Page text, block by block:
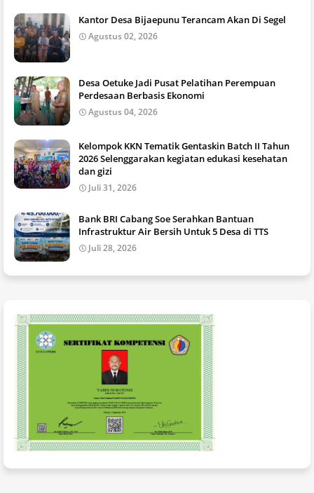
Kantor Desa Bijaepunu Terancam Akan Di Segel
Agustus 02, 2026
Desa Oetuke Jadi Pusat Pelatihan Perempuan
Perdesaan Berbasis Ekonomi
Agustus 04, 2026
Kelompok KKN Tematik Gentaskin Batch II Tahun
2026 Selenggarakan kegiatan edukasi kesehatan
dan gizi
Juli 31, 2026
Bank BRI Cabang Soe Serahkan Bantuan
Infrastruktur Air Bersih Untuk 5 Desa di TTS
Juli 28, 2026